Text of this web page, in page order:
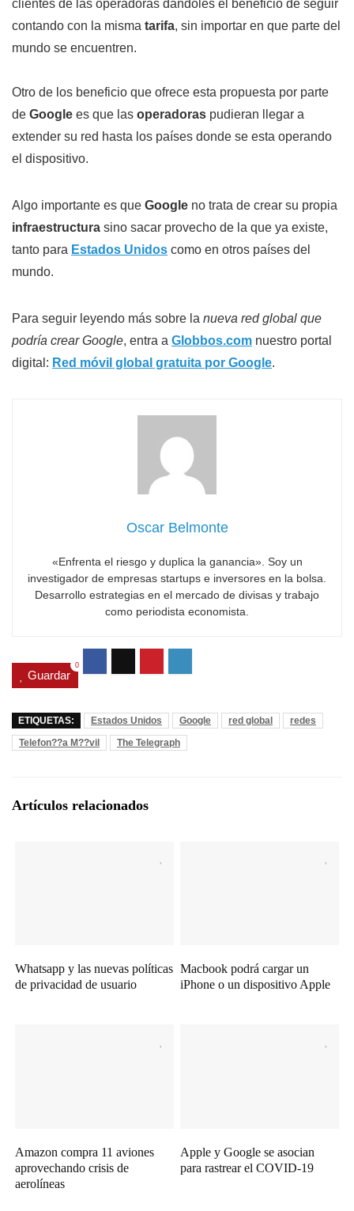
clientes de las operadoras dándoles el beneficio de seguir
contando con la misma tarifa, sin importar en que parte del
mundo se encuentren.
Otro de los beneficio que ofrece esta propuesta por parte
de Google es que las operadoras pudieran llegar a
extender su red hasta los países donde se esta operando
el dispositivo.
Algo importante es que Google no trata de crear su propia
infraestructura sino sacar provecho de la que ya existe,
tanto para Estados Unidos como en otros países del
mundo.
Para seguir leyendo más sobre la nueva red global que
podría crear Google, entra a Globbos.com nuestro portal
digital: Red móvil global gratuita por Google.
Oscar Belmonte
«Enfrenta el riesgo y duplica la ganancia». Soy un
investigador de empresas startups e inversores en la bolsa.
Desarrollo estrategias en el mercado de divisas y trabajo
como periodista economista.
Guardar
0
ETIQUETAS: Estados Unidos Google red global
redes
Telefon??a M??vil
The Telegraph
Artículos relacionados
Whatsapp y las nuevas políticas
de privacidad de usuario
Macbook podrá cargar un
iPhone o un dispositivo Apple
Amazon compra 11 aviones
aprovechando crisis de
aerolíneas
Apple y Google se asocian
para rastrear el COVID-19